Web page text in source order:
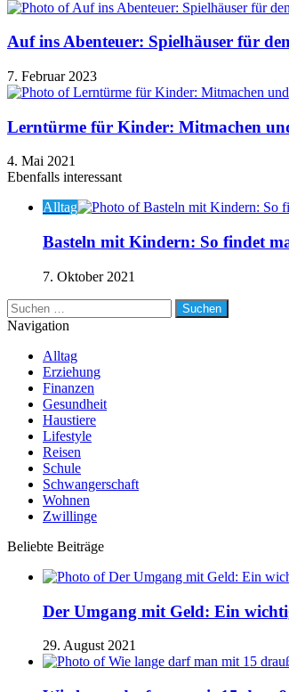
Auf ins Abenteuer: Spielhäuser für
7. Februar 2023
Lerntürme für Kinder: Mitmachen
4. Mai 2021
Ebenfalls interessant
Alltag
Basteln mit Kindern: So findet
7. Oktober 2021
Suchen
nach:
Navigation
Alltag
Erziehung
Finanzen
Gesundheit
Haustiere
Lifestyle
Reisen
Schule
Schwangerschaft
Wohnen
Zwillinge
Beliebte Beiträge
Der Umgang mit Geld: Ein
29. August 2021